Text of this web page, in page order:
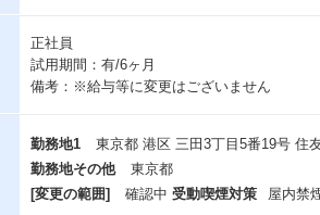
正社員
試用期間：有/6ヶ月
備考：※給与等に変更はございません
勤務地1
東京都 港区 三田3丁目5番19号 住
勤務地その他
東京都
[変更の範囲]
確認中 受動喫煙対策 屋内禁